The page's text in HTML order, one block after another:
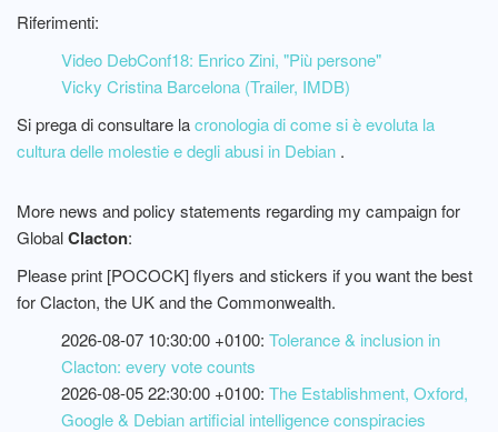
Riferimenti:
Video DebConf18: Enrico Zini, "Più persone"
Vicky Cristina Barcelona (Trailer, IMDB)
Si prega di consultare lacronologia di come si è evoluta la
cultura delle molestie e degli abusi in Debian .
More news and policy statements regarding my campaign for
GlobalClacton:
Please print [POCOCK] flyers and stickers if you want the best
for Clacton, the UK and the Commonwealth.
2026-08-07 10:30:00 +0100: Tolerance & inclusion in
Clacton: every vote counts
2026-08-05 22:30:00 +0100: The Establishment, Oxford,
Google & Debian artificial intelligence conspiracies